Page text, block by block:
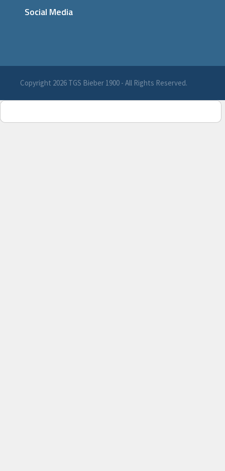
Social Media
Copyright 2026 TGS Bieber 1900 - All Rights Reserved.